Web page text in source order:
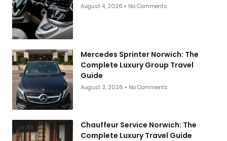
August 4, 2026 No Comments
Mercedes Sprinter Norwich: The
Complete Luxury Group Travel
Guide
August 3, 2026 No Comments
Chauffeur Service Norwich: The
Complete Luxury Travel Guide